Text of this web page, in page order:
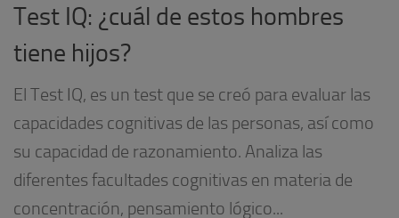
Test IQ: ¿cuál de estos hombres
tiene hijos?
El Test IQ, es un test que se creó para evaluar las
capacidades cognitivas de las personas, así como
su capacidad de razonamiento. Analiza las
diferentes facultades cognitivas en materia de
concentración, pensamiento lógico...